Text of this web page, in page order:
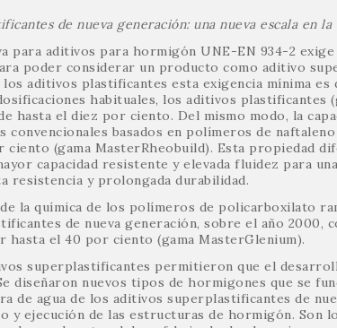
de nueva generación: una nueva escalaen la
para aditivos para hormigón UNE-EN 934-2
poder considerar un producto como aditivo
los aditivos plastificantes esta exigencia mínima
habituales, los aditivos plastificantes
hasta el diez por ciento. Del mismo modo, la
basados en polímeros de naftaleno
ciento (gama MasterRheobuild). Esta propiedad
capacidad resistente y elevada fluidez para
resistencia y prolongada durabilidad.
la química de los polímeros de policarboxilato
de nueva generación, sobre el año 2000,
hasta el 40 por ciento (gama MasterGlenium).
superplastificantes permitieron que el
diseñaron nuevos tipos de hormigones que se
de agua de los aditivos superplastificantes de
y ejecución de las estructuras de hormigón. Son